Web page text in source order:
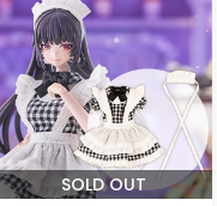
SOLD OUT